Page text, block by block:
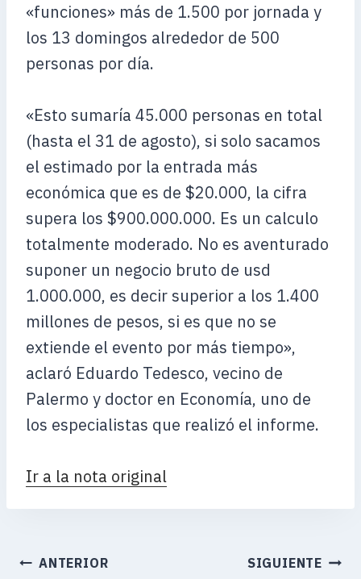
«funciones» más de 1.500 por jornada y
los 13 domingos alrededor de 500
personas por día.
«Esto sumaría 45.000 personas en total
(hasta el 31 de agosto), si solo sacamos
el estimado por la entrada más
económica que es de $20.000, la cifra
supera los $900.000.000. Es un calculo
totalmente moderado. No es aventurado
suponer un negocio bruto de usd
1.000.000, es decir superior a los 1.400
millones de pesos, si es que no se
extiende el evento por más tiempo»,
aclaró Eduardo Tedesco, vecino de
Palermo y doctor en Economía, uno de
los especialistas que realizó el informe.
Ir a la nota original
ANTERIOR SIGUIENTE